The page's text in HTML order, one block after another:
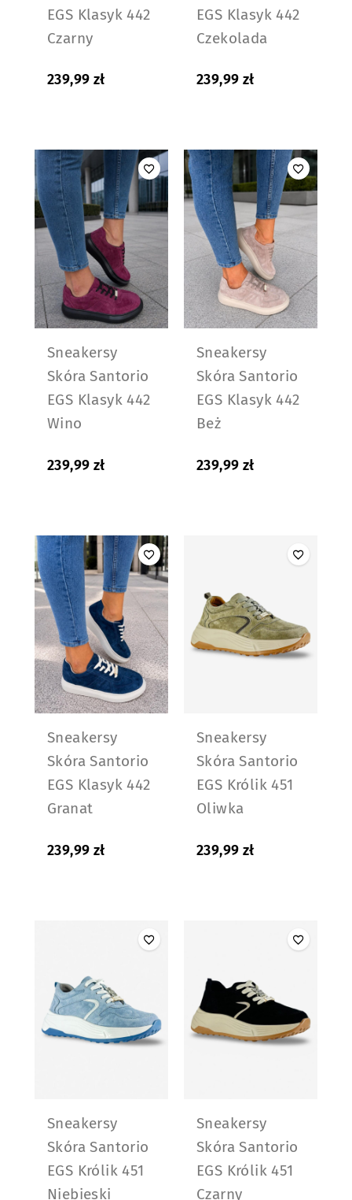
EGS Klasyk 442
Czarny
239,99 zł
EGS Klasyk 442
Czekolada
239,99 zł
Sneakersy
Skóra Santorio
EGS Klasyk 442
Wino
239,99 zł
Sneakersy
Skóra Santorio
EGS Klasyk 442
Beż
239,99 zł
Sneakersy
Skóra Santorio
EGS Klasyk 442
Granat
239,99 zł
Sneakersy
Skóra Santorio
EGS Królik 451
Oliwka
239,99 zł
Sneakersy
Skóra Santorio
EGS Królik 451
Niebieski
Sneakersy
Skóra Santorio
EGS Królik 451
Czarny